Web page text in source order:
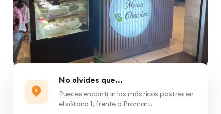
No olvides que...
Puedes encontrar los más ricos postres en
el sótano 1, frente a Promart.